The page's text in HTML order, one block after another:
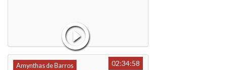
Amynthas de Barros
02:34:58